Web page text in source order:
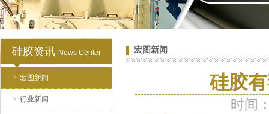
硅胶资讯 News Center
> 宏图新闻
> 行业新闻
水泥地暖模块模具硅胶
宏图新闻
硅胶
时间